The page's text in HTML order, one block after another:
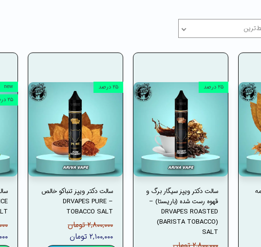
سالت دکتر ویپز سیگار برگ و
قهوه رست شده (باریستا) –
DRVAPES ROASTED
(BARISTA TOBACCO)
SALT
۲۵ درصد
سالت دکتر ویپز تنباکو خالص
– DRVAPES PURE
TOBACCO SALT
۲,۸۰۰,۰۰۰ تومان
۲,۱۰۰,۰۰۰ تومان
۲۵ درصد new
۲۵ درصد